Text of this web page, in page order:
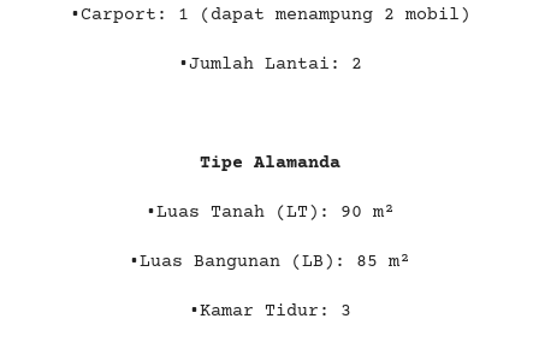
•Carport: 1 (dapat menampung 2 mobil)
•Jumlah Lantai: 2
Tipe Alamanda
•Luas Tanah (LT): 90 m²
•Luas Bangunan (LB): 85 m²
•Kamar Tidur: 3